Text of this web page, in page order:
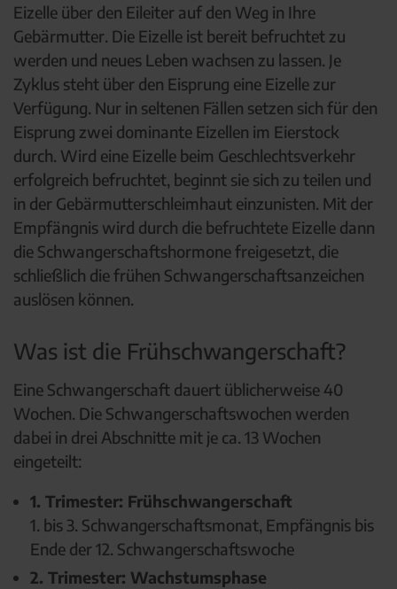
Eizelle über den Eileiter auf den Weg in Ihre
Gebärmutter. Die Eizelle ist bereit befruchtet zu
werden und neues Leben wachsen zu lassen. Je
Zyklus steht über den Eisprung eine Eizelle zur
Verfügung. Nur in seltenen Fällen setzen sich für den
Eisprung zwei dominante Eizellen im Eierstock
durch. Wird eine Eizelle beim Geschlechtsverkehr
erfolgreich befruchtet, beginnt sie sich zu teilen und
in der Gebärmutterschleimhaut einzunisten. Mit der
Empfängnis wird durch die befruchtete Eizelle dann
die Schwangerschaftshormone freigesetzt, die
schließlich die frühen Schwangerschaftsanzeichen
auslösen können.
Was ist die Frühschwangerschaft?
Eine Schwangerschaft dauert üblicherweise 40
Wochen. Die Schwangerschaftswochen werden
dabei in drei Abschnitte mit je ca. 13 Wochen
eingeteilt:
1. Trimester: Frühschwangerschaft
1. bis 3. Schwangerschaftsmonat, Empfängnis bis
Ende der 12. Schwangerschaftswoche
2. Trimester: Wachstumsphase